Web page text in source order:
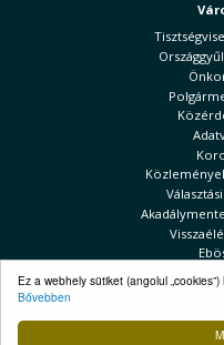
Ez a webhely sütiket (angolul
Bővebben